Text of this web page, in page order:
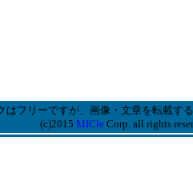
はフリーですが、画像・文章を転載す
(c)2015 MICle Corp. all rights